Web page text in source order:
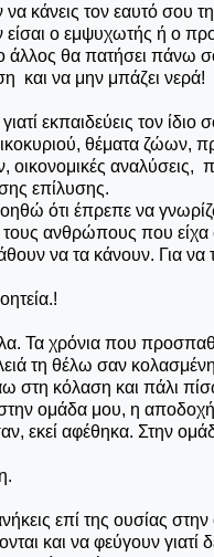
κάνεις τον εαυτό σου
είσαι ο εμψυχωτής ή ο
άλλος θα πατήσει
και να μην μπάζει νερά!
εκπαιδεύεις τον
θέματα ζώων,
οικονομικές
επίλυσης.
ότι έπρεπε να
ανθρώπους που
να τα κάνουν. Για
Τα χρόνια που
τη θέλω σαν
στη κόλαση και πάλι
ομάδα μου, η αποδοχή.
εκεί αφέθηκα. Στην
ανήκεις επί της ουσίας
και να φεύγουν